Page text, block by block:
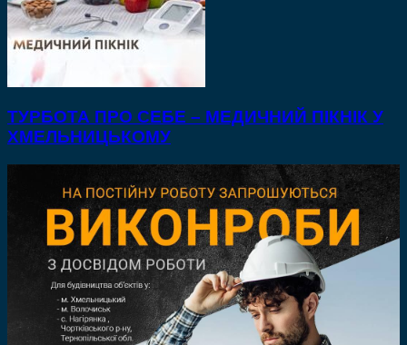
ТУРБОТА ПРО СЕБЕ – МЕДИЧНИЙ ПІКНІК У
ХМЕЛЬНИЦЬКОМУ